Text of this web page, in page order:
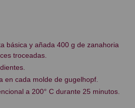
básica y añada 400 g de zanahoria
troceadas.
en cada molde de gugelhopf.
a 200° C durante 25 minutos.